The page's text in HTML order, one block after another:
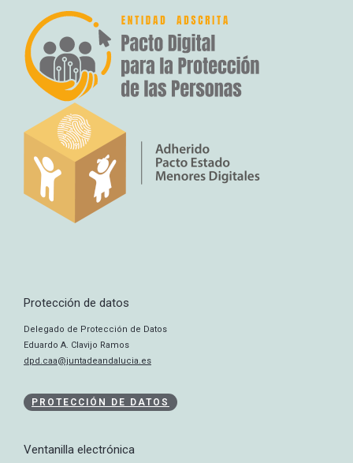
Protección de datos
Delegado de Protección de Datos
Eduardo A. Clavijo Ramos
dpd.caa@juntadeandalucia.es
PROTECCIÓN DE DATOS
Ventanilla electrónica